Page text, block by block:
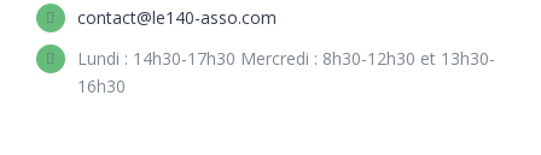
contact@le140-asso.com
Lundi : 14h30-17h30 Mercredi : 8h30-12h30 et 13h30-
16h30